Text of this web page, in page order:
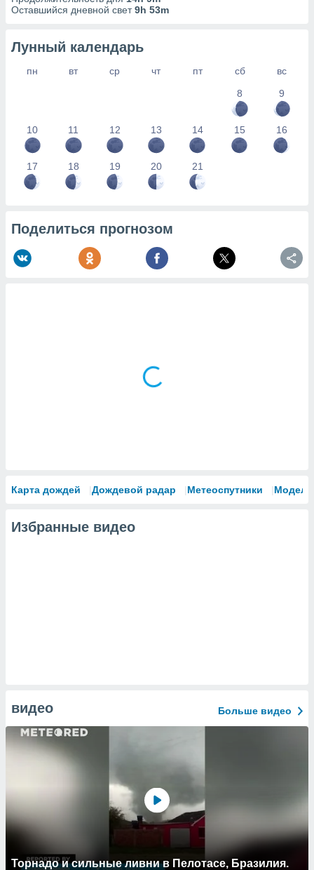
Оставшийся дневной свет9h 53m
Лунный календарь
пн вт ср чт пт сб
вс
8
9
10 11 12 13 14 15 16
17 18 19 20 21
Поделиться прогнозом
Карта дождей Дождевой радар Метеоспутники Модели
Избранные видео
видео Больше видео
Торнадо и сильные ливни в Пелотасе, Бразилия.